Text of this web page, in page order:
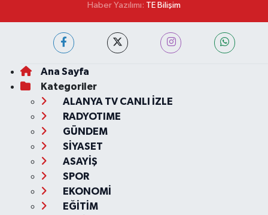
Haber Yazılımı: TE Bilişim
Ana Sayfa
Kategoriler
ALANYA TV CANLI İZLE
RADYOTIME
GÜNDEM
SİYASET
ASAYİŞ
SPOR
EKONOMİ
EĞİTİM